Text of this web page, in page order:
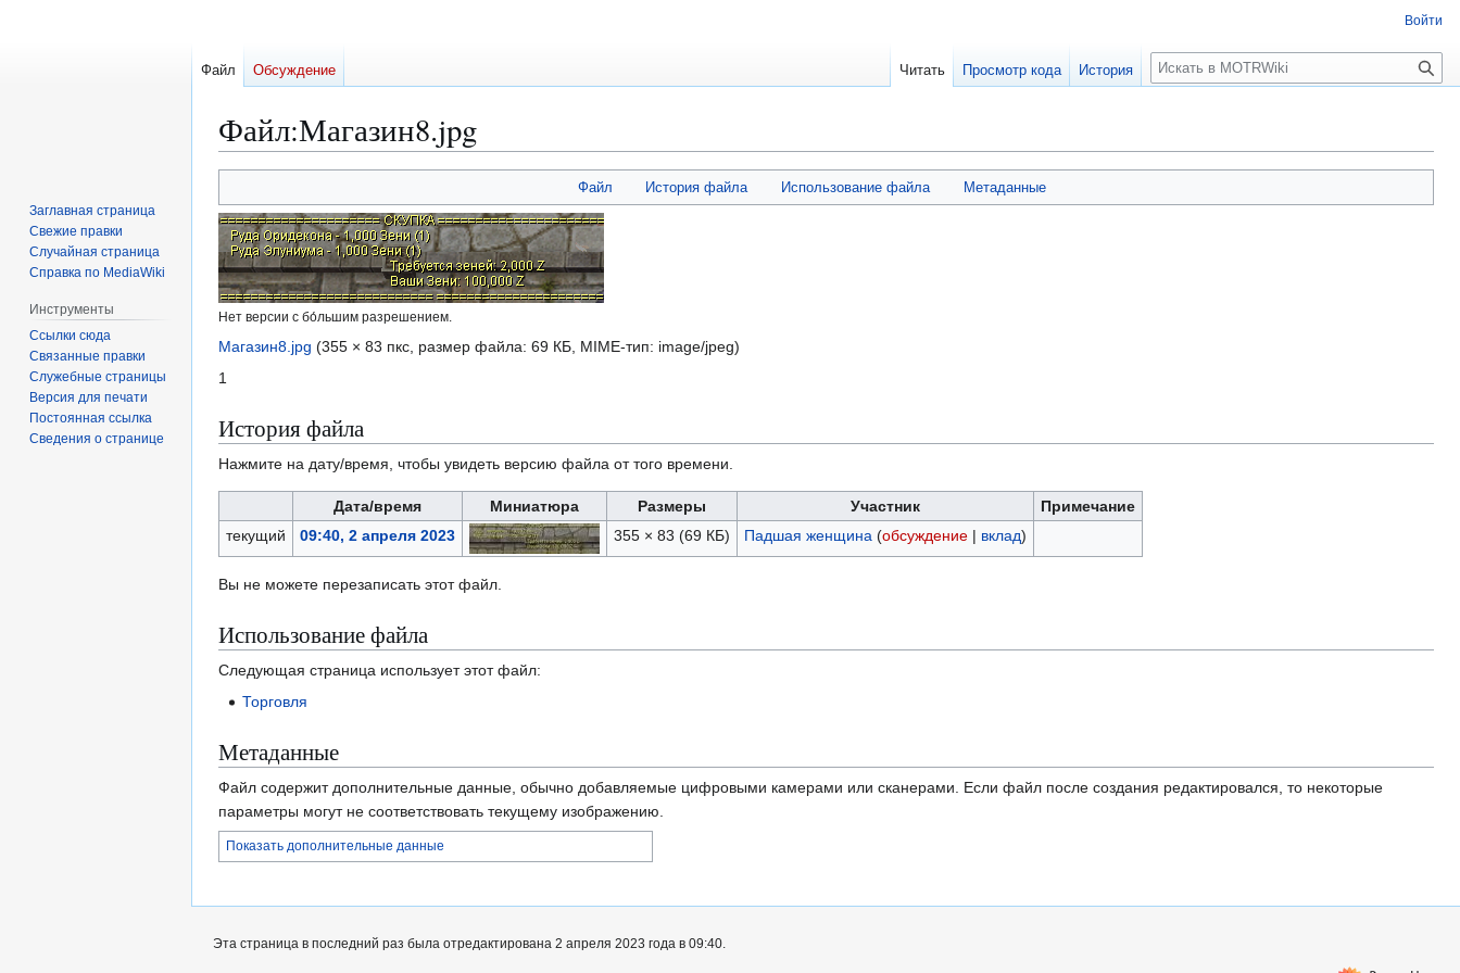
Файл:Магазин8.jpg
к
навигации
к
поиску
Файл История файла Использование файла Метаданные
Нет версии с бо́льшим разрешением.
Магазин8.jpg (355 × 83 пкс, размер файла: 69 КБ, MIME-тип: image/jpeg)
1
История файла
Нажмите на дату/время, чтобы увидеть версию файла от того времени.
Дата/время Миниатюра Размеры Участник
Примечание
текущий
09:40, 2 апреля 2023 355 × 83 (69 КБ) Падшая женщина (обсуждение| вклад)
Вы не можете перезаписать этот файл.
Использование файла
Следующая страница использует этот файл:
Торговля
Метаданные
Файл содержит дополнительные данные, обычно добавляемые цифровыми камерами или сканерами. Если файл после создания редактировался, то некоторые
параметры могут не соответствовать текущему изображению.
Показать дополнительные данные
Войти
Файл Обсуждение Читать Просмотр кода История
П
о
к
Заглавная страница
Свежие правки
Случайная страница
Справка по MediaWiki
Инструменты
Ссылки сюда
Связанные правки
Служебные страницы
Версия для печати
Постоянная ссылка
Сведения о странице
Эта страница в последний раз была отредактирована 2 апреля 2023 года в 09:40.